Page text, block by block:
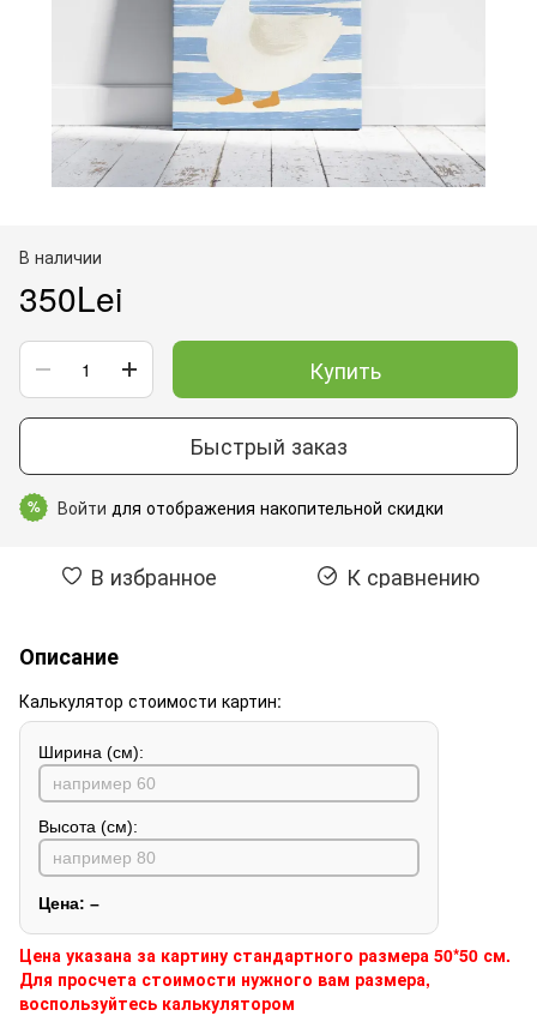
В наличии
350Lei
Купить
Быстрый заказ
% Войти для отображения накопительной скидки
В избранное К сравнению
Описание
Калькулятор стоимости картин:
Ширина (см):
Высота (см):
Цена: –
Цена указана за картину стандартного размера 50*50 см.
Для просчета стоимости нужного вам размера,
воспользуйтесь калькулятором